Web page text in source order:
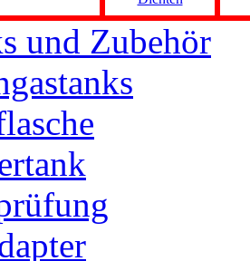
und Zubehör